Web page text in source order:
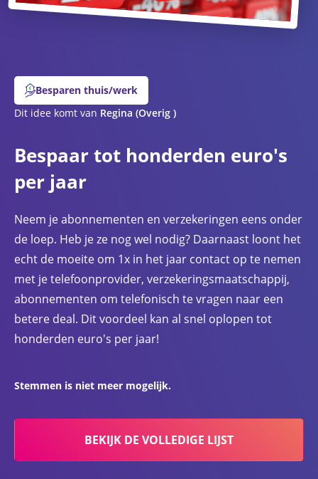
Besparen thuis/werk
Dit idee komt van Regina (Overig )
Bespaar tot honderden euro's
per jaar
Neem je abonnementen en verzekeringen eens onder
de loep. Heb je ze nog wel nodig? Daarnaast loont het
echt de moeite om 1x in het jaar contact op te nemen
met je telefoonprovider, verzekeringsmaatschappij,
abonnementen om telefonisch te vragen naar een
betere deal. Dit voordeel kan al snel oplopen tot
honderden euro's per jaar!
Stemmen is niet meer mogelijk.
BEKIJK DE VOLLEDIGE LIJST